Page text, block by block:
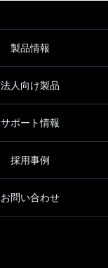
製品情報
法人向け製品
サポート情報
採用事例
お問い合わせ